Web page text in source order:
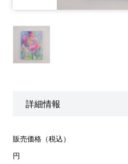
詳細情報
販売価格（税込）
円